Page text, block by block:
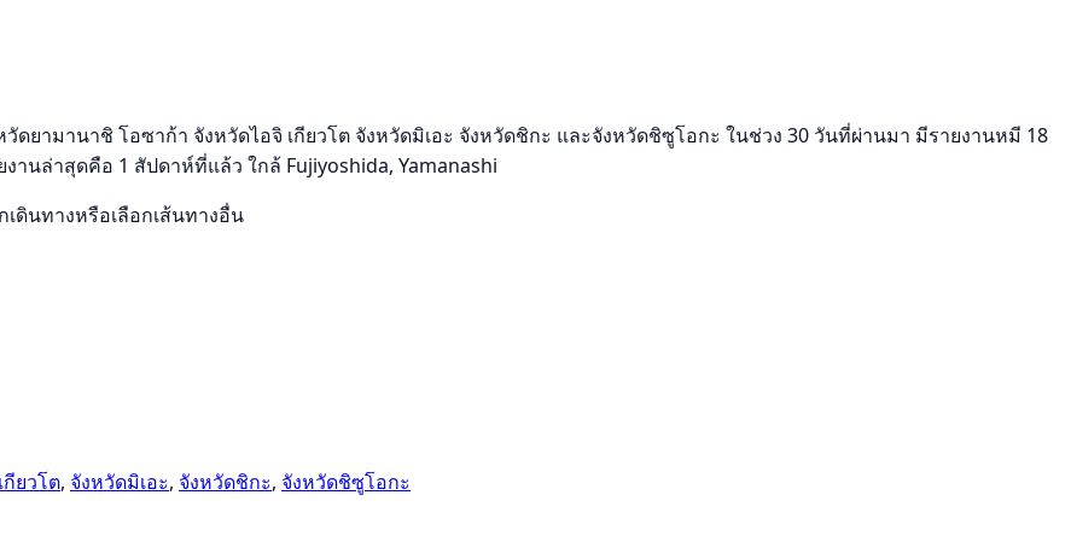
ดยามานาชิ โอซาก้า จังหวัดไอจิ เกียวโต จังหวัดมิเอะ จังหวัดชิกะ และจังหวัดชิซูโอกะ ในช่วง 30 วันที่ผ่านมา มีรายงานหมี 18
านล่าสุดคือ 1 สัปดาห์ที่แล้ว ใกล้ Fujiyoshida, Yamanashi
ดินทางหรือเลือกเส้นทางอื่น
เกียวโต, จังหวัดมิเอะ, จังหวัดชิกะ, จังหวัดชิซูโอกะ